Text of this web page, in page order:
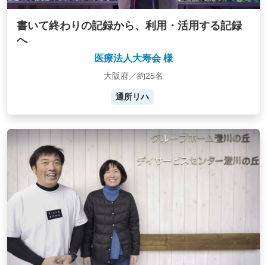
書いて終わりの記録から、利用・活用する記録
へ
医療法人大寿会 様
大阪府／約25名
通所リハ